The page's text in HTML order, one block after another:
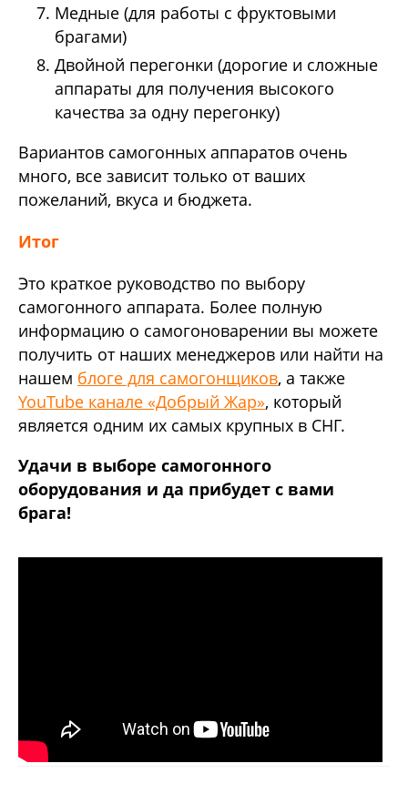
Медные (для работы с фруктовыми
брагами)
Двойной перегонки (дорогие и сложные
аппараты для получения высокого
качества за одну перегонку)
Вариантов самогонных аппаратов очень
много, все зависит только от ваших
пожеланий, вкуса и бюджета.
Итог
Это краткое руководство по выбору
самогонного аппарата. Более полную
информацию о самогоноварении вы можете
получить от наших менеджеров или найти на
нашем блоге для самогонщиков, а также
YouTube канале «Добрый Жар», который
является одним их самых крупных в СНГ.
Удачи в выборе самогонного
оборудования и да прибудет с вами
брага!